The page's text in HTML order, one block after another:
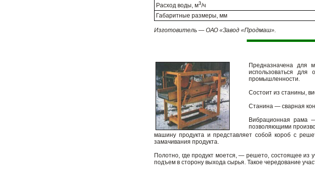
Расход воды, м3/ч
Габаритные размеры, мм
Изготовитель — ОАО «Завод «Продмаш».
Предназначена для
использоваться для
промышленности.
Состоит из станины,
Станина — сварная
Вибрационная рама
позволяющими
машину продукта и представляет собой короб с
замачивания продукта.
Полотно, где продукт моется, — решето, состоящее из
подъем в сторону выхода сырья. Такое чередование